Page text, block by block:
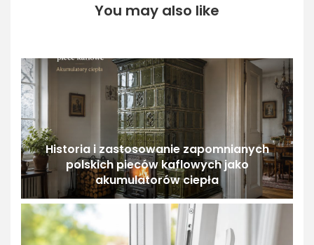
You may also like
Historia i zastosowanie zapomnianych
polskich pieców kaflowych jako
akumulatorów ciepła